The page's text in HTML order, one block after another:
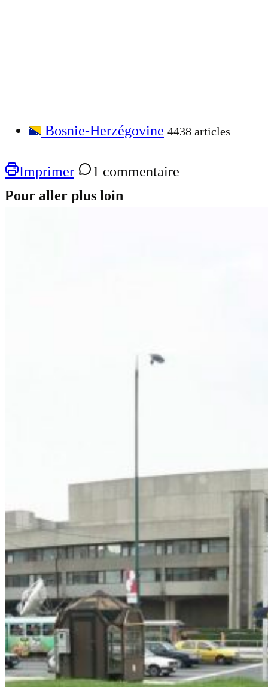
Bosnie-Herzégovine 4438 articles
Imprimer
1 commentaire
Pour aller plus loin